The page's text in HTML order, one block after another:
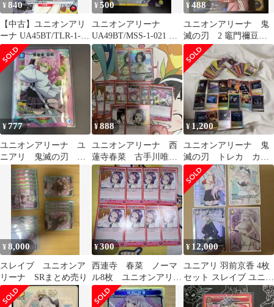
¥840
【中古】ユニオンアリ
ーナ UA45BT/TLR-1-
057[U★]：(キラ)天条
院 沙姫
¥500
ユニオンアリーナ
UA49BT/MSS-1-021 羽
前 京香 (SR)
¥488
ユニオンアリーナ 鬼
滅の刃 2 竈門禰豆
子 SR
¥777
ユニオンアリーナ ユ
ニアリ 鬼滅の刃 甘
露寺蜜璃 R レア パ
ラレル
¥888
ユニオンアリーナ 西
蓮寺春菜 古手川唯
SR
¥ 1,200
ユニオンアリーナ 鬼
滅の刃 トレカ カー
ド まとめ売り 大量
セット
¥8,000
スレイブ ユニオンア
リーナ SRまとめ売り
¥300
西連寺 春菜 ノーマ
ル8枚 ユニオンアリー
ナ
¥ 12,000
ユニアリ 羽前京香 4枚
セット スレイブ ユニオ
ンアリーナ